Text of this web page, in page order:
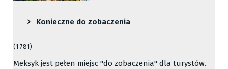
Konieczne do zobaczenia
(1 781)
Meksyk jest pełen miejsc "do zobaczenia" dla turystów.